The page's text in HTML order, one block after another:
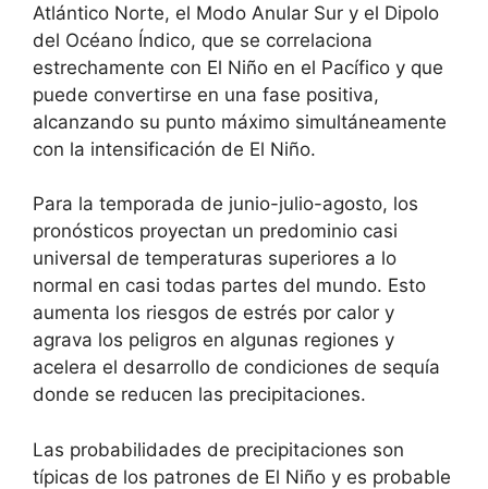
Atlántico Norte, el Modo Anular Sur y el Dipolo
del Océano Índico, que se correlaciona
estrechamente con El Niño en el Pacífico y que
puede convertirse en una fase positiva,
alcanzando su punto máximo simultáneamente
con la intensificación de El Niño.
Para la temporada de junio-julio-agosto, los
pronósticos proyectan un predominio casi
universal de temperaturas superiores a lo
normal en casi todas partes del mundo. Esto
aumenta los riesgos de estrés por calor y
agrava los peligros en algunas regiones y
acelera el desarrollo de condiciones de sequía
donde se reducen las precipitaciones.
Las probabilidades de precipitaciones son
típicas de los patrones de El Niño y es probable